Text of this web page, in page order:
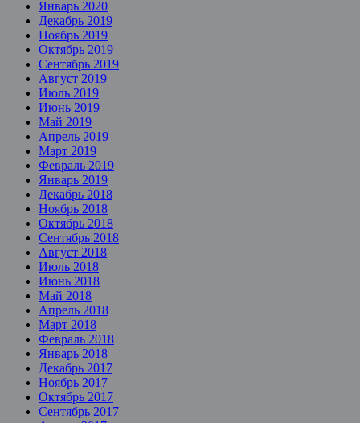
Январь 2020
Декабрь 2019
Ноябрь 2019
Октябрь 2019
Сентябрь 2019
Август 2019
Июль 2019
Июнь 2019
Май 2019
Апрель 2019
Март 2019
Февраль 2019
Январь 2019
Декабрь 2018
Ноябрь 2018
Октябрь 2018
Сентябрь 2018
Август 2018
Июль 2018
Июнь 2018
Май 2018
Апрель 2018
Март 2018
Февраль 2018
Январь 2018
Декабрь 2017
Ноябрь 2017
Октябрь 2017
Сентябрь 2017